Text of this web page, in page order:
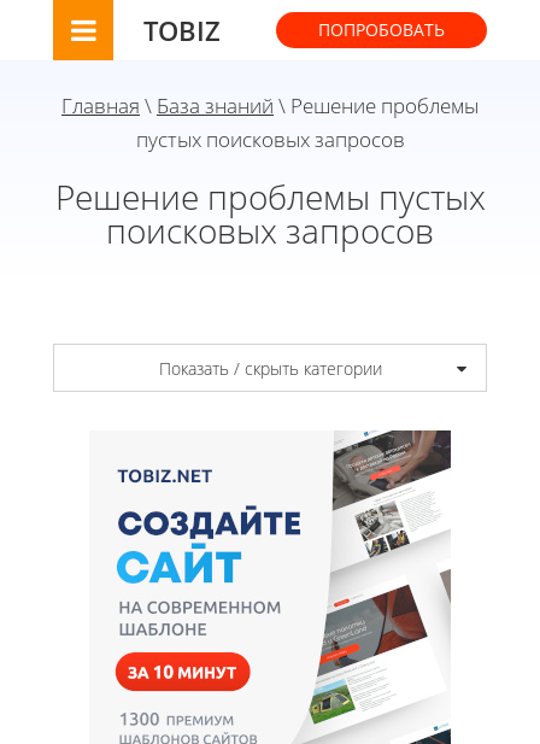
TOBIZ ПОПРОБОВАТЬ
Главная \ База знаний \ Решение проблемы
пустых поисковых запросов
Решение проблемы пустых
поисковых запросов
Показать / скрыть категории